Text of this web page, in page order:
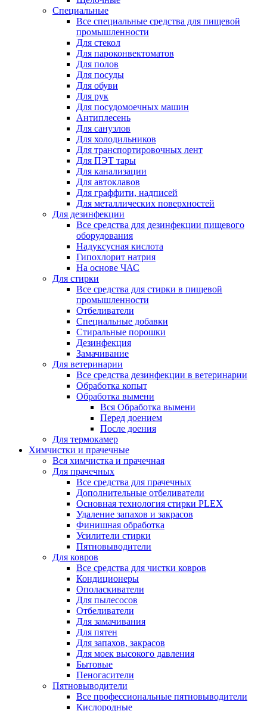
Специальные
Все специальные средства для пищевой
промышленности
Для стекол
Для пароконвектоматов
Для полов
Для посуды
Для обуви
Для рук
Для посудомоечных машин
Антиплесень
Для санузлов
Для холодильников
Для транспортировочных лент
Для ПЭТ тары
Для канализации
Для автоклавов
Для граффити, надписей
Для металлических поверхностей
Для дезинфекции
Все средства для дезинфекции пищевого
оборудования
Надуксусная кислота
Гипохлорит натрия
На основе ЧАС
Для стирки
Все средства для стирки в пищевой
промышленности
Отбеливатели
Специальные добавки
Стиральные порошки
Дезинфекция
Замачивание
Для ветеринарии
Все средства дезинфекции в ветеринарии
Обработка копыт
Обработка вымени
Вся Обработка вымени
Перед доением
После доения
Для термокамер
Химчистки и прачечные
Вся химчистка и прачечная
Для прачечных
Все средства для прачечных
Дополнительные отбеливатели
Основная технология стирки PLEX
Удаление запахов и закрасов
Финишная обработка
Усилители стирки
Пятновыводители
Для ковров
Все средства для чистки ковров
Кондиционеры
Ополаскиватели
Для пылесосов
Отбеливатели
Для замачивания
Для пятен
Для запахов, закрасов
Для моек высокого давления
Бытовые
Пеногасители
Пятновыводители
Все профессиональные пятновыводители
Кислородные